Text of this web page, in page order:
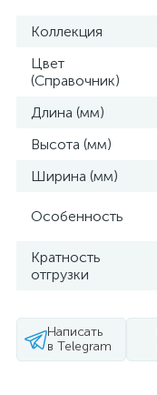
Коллекция
Цвет
(Справочник)
Длина (мм)
Высота (мм)
Ширина (мм)
Особенность
Кратность
отгрузки
Написать
в Telegram